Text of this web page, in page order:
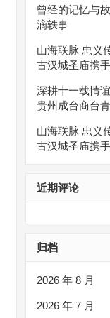
曾经的记忆与
滴轶事
山海联脉 忠义
古汉城圣庙携
深耕十一载情
贵州成台商台
山海联脉 忠义
古汉城圣庙携
近期评论
归档
2026 年 8 月
2026 年 7 月